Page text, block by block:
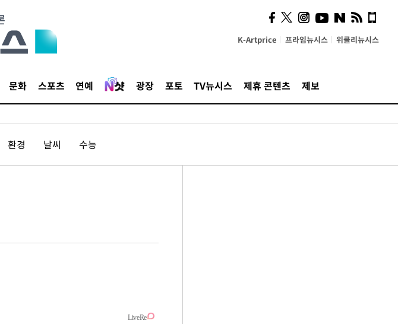
K-Artprice 프라임뉴시스 위클리뉴시스
문화 스포츠 연예 광장 포토 TV뉴시스 제휴 콘텐츠 제보
환경 날씨 수능